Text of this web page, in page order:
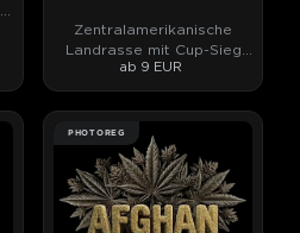
Zentralamerikanische
Landrasse mit Cup-Sieg
und Fruchtcocktail-Aroma
ab 9 EUR
PHOTOREG